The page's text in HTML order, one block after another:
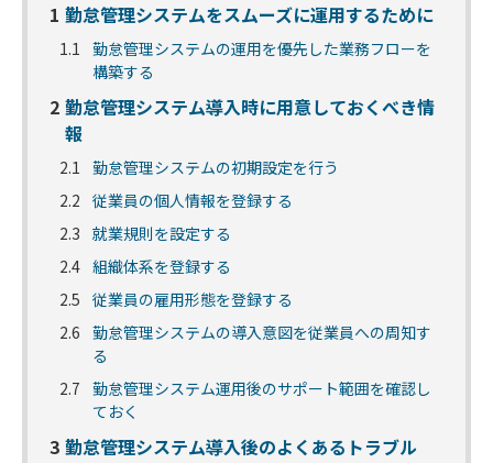
1 勤怠管理システムをスムーズに運用するために
1.1 勤怠管理システムの運用を優先した業務フローを
構築する
2 勤怠管理システム導入時に用意しておくべき情
報
2.1 勤怠管理システムの初期設定を行う
2.2 従業員の個人情報を登録する
2.3 就業規則を設定する
2.4 組織体系を登録する
2.5 従業員の雇用形態を登録する
2.6 勤怠管理システムの導入意図を従業員への周知す
る
2.7 勤怠管理システム運用後のサポート範囲を確認し
ておく
3 勤怠管理システム導入後のよくあるトラブル